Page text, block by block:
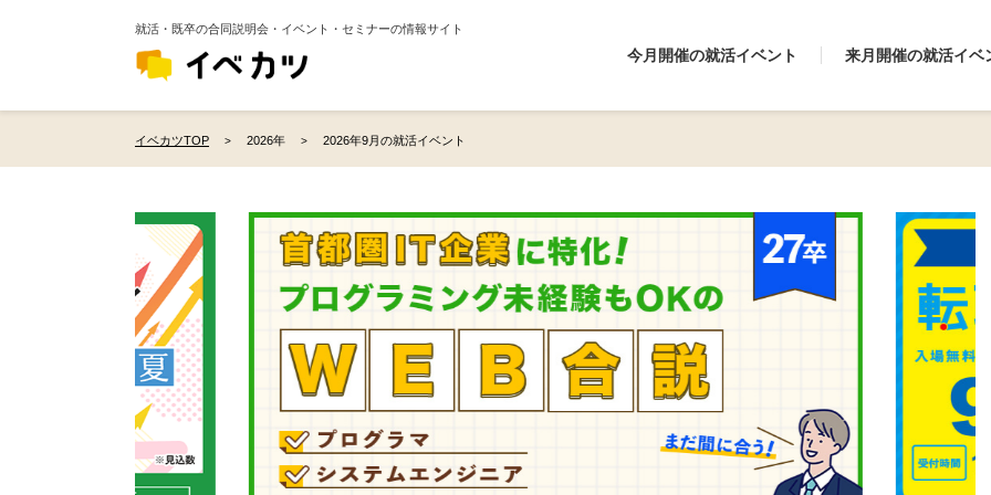
就活・既卒の合同説明会・イベント・セミナーの情報サイト
今月開催の就活イベント 来月開催の就活イベ
イベカツTOP 2026年 2026年9月の就活イベント